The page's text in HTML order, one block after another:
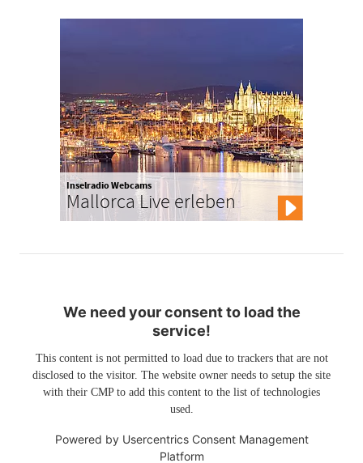
Inselradio Webcams
Mallorca Live erleben
We need your consent to load the
service!
This content is not permitted to load due to trackers that are not
disclosed to the visitor. The website owner needs to setup the site
with their CMP to add this content to the list of technologies
used.
Powered by Usercentrics Consent Management
Platform